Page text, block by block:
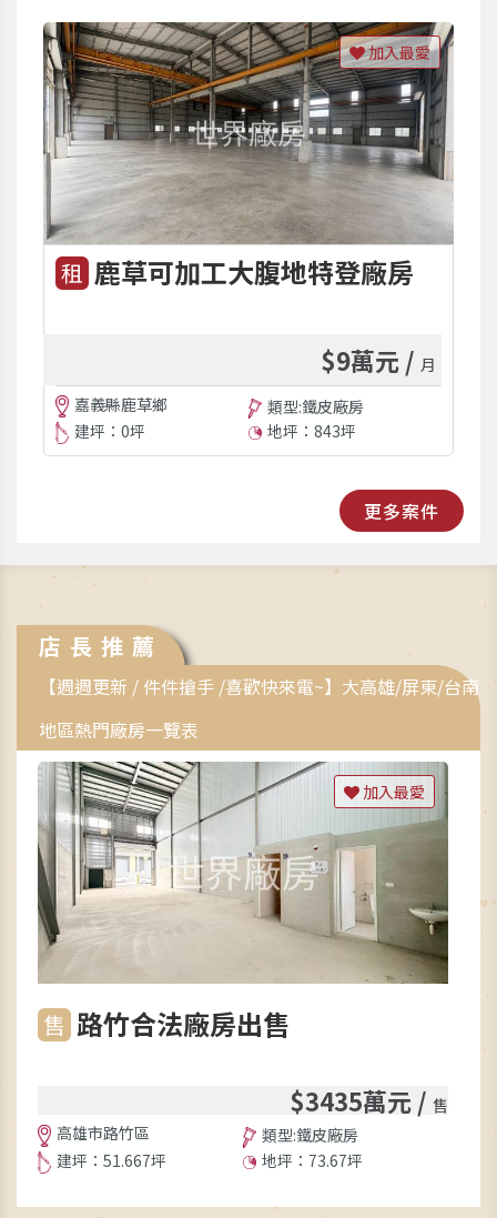
租 鹿草可加工大腹地特登廠房
$9萬元 / 月
嘉義縣鹿草鄉
類型:鐵皮廠房
建坪：0坪
地坪：843坪
加入最愛
更多案件
店長推薦
【週週更新 / 件件搶手 /喜歡快來電~】大高雄/屏東/台南
地區熱門廠房一覽表
售 路竹合法廠房出售
$3435萬元 / 售
高雄市路竹區
類型:鐵皮廠房
建坪：51.667坪
地坪：73.67坪
加入最愛